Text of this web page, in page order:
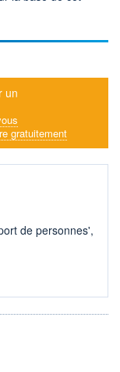
un
gratuitement
de personnes',